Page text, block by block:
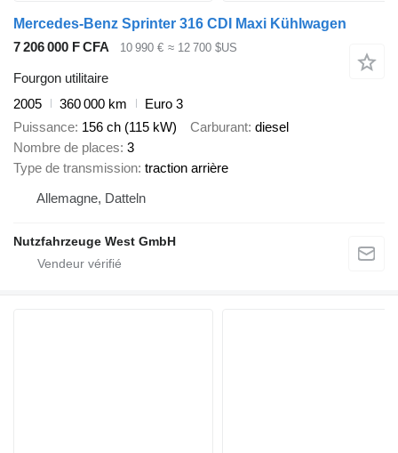
Mercedes-Benz Sprinter 316 CDI Maxi Kühlwagen
7 206 000 F CFA
10 990 € ≈ 12 700 $US
Fourgon utilitaire
2005
360 000 km
Euro 3
Puissance 156 ch (115 kW) Carburant diesel
Nombre de places 3
Type de transmission traction arrière
Allemagne, Datteln
Nutzfahrzeuge West GmbH